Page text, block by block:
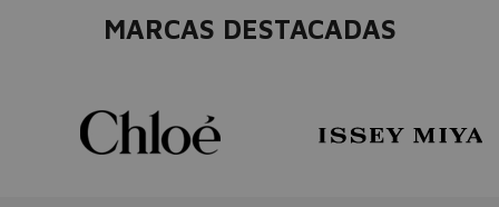
MARCAS DESTACADAS